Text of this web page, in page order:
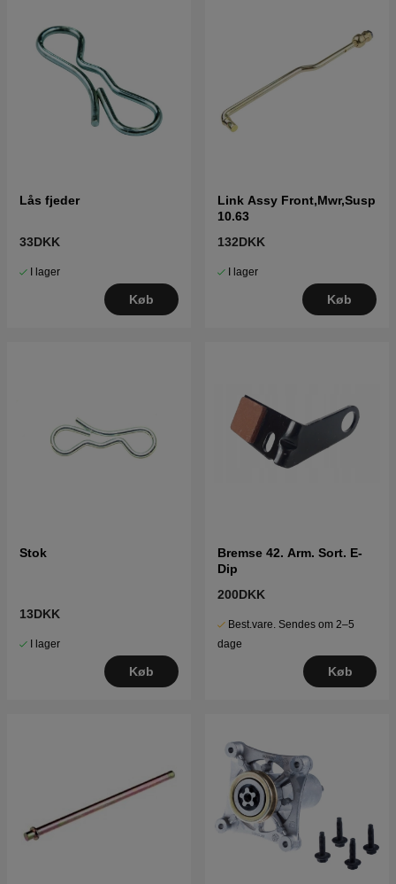
Lås fjeder
33DKK
I lager
Køb
Link Assy Front,Mwr,Susp
10.63
132DKK
I lager
Køb
Stok
13DKK
I lager
Køb
Bremse 42. Arm. Sort. E-
Dip
200DKK
Best.vare. Sendes om 2–5
dage
Køb